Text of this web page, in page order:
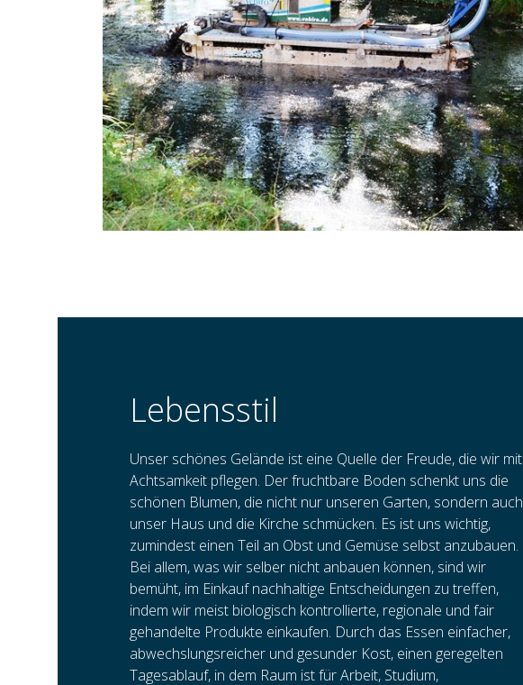
Lebensstil
Unser schönes Gelände ist eine Quelle der Freude, die wir mit
Achtsamkeit pflegen. Der fruchtbare Boden schenkt uns die
schönen Blumen, die nicht nur unseren Garten, sondern auch
unser Haus und die Kirche schmücken. Es ist uns wichtig,
zumindest einen Teil an Obst und Gemüse selbst anzubauen.
Bei allem, was wir selber nicht anbauen können, sind wir
bemüht, im Einkauf nachhaltige Entscheidungen zu treffen,
indem wir meist biologisch kontrollierte, regionale und fair
gehandelte Produkte einkaufen. Durch das Essen einfacher,
abwechslungsreicher und gesunder Kost, einen geregelten
Tagesablauf, in dem Raum ist für Arbeit, Studium,